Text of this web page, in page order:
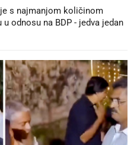
s najmanjom količinom
odnosu na BDP - jedva jedan